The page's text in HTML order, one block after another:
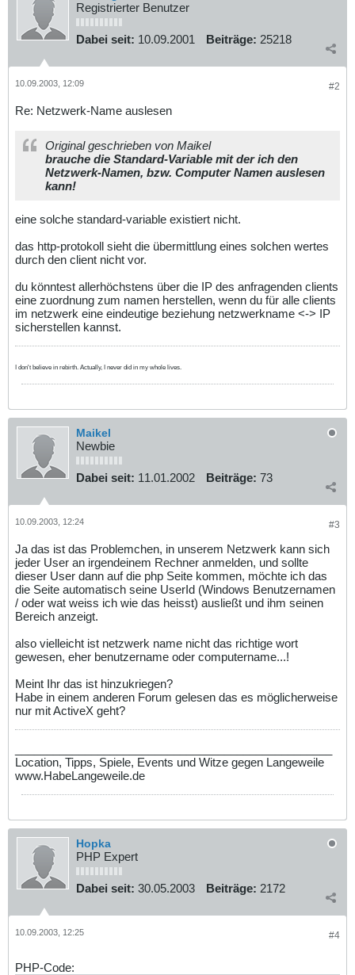
Registrierter Benutzer
Dabei seit: 10.09.2001 Beiträge: 25218
#2
10.09.2003, 12:09
Re: Netzwerk-Name auslesen
Original geschrieben von Maikel
brauche die Standard-Variable mit der ich den
Netzwerk-Namen, bzw. Computer Namen auslesen
kann!
eine solche standard-variable existiert nicht.
das http-protokoll sieht die übermittlung eines solchen wertes
durch den client nicht vor.
du könntest allerhöchstens über die IP des anfragenden clients
eine zuordnung zum namen herstellen, wenn du für alle clients
im netzwerk eine eindeutige beziehung netzwerkname <-> IP
sicherstellen kannst.
I don't believe in rebirth. Actually, I never did in my whole lives.
Maikel
Newbie
Dabei seit: 11.01.2002 Beiträge: 73
#3
10.09.2003, 12:24
Ja das ist das Problemchen, in unserem Netzwerk kann sich
jeder User an irgendeinem Rechner anmelden, und sollte
dieser User dann auf die php Seite kommen, möchte ich das
die Seite automatisch seine UserId (Windows Benutzernamen
/ oder wat weiss ich wie das heisst) ausließt und ihm seinen
Bereich anzeigt.
also vielleicht ist netzwerk name nicht das richtige wort
gewesen, eher benutzername oder computername...!
Meint Ihr das ist hinzukriegen?
Habe in einem anderen Forum gelesen das es möglicherweise
nur mit ActiveX geht?
Location, Tipps, Spiele, Events und Witze gegen Langeweile
www.HabeLangeweile.de
Hopka
PHP Expert
Dabei seit: 30.05.2003 Beiträge: 2172
#4
10.09.2003, 12:25
PHP-Code: